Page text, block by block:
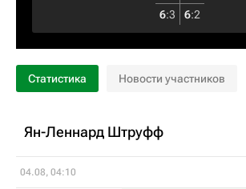
6:3 6:2
Статистика Новости участников
Ян-Леннард Штруфф
04.08, 04:10